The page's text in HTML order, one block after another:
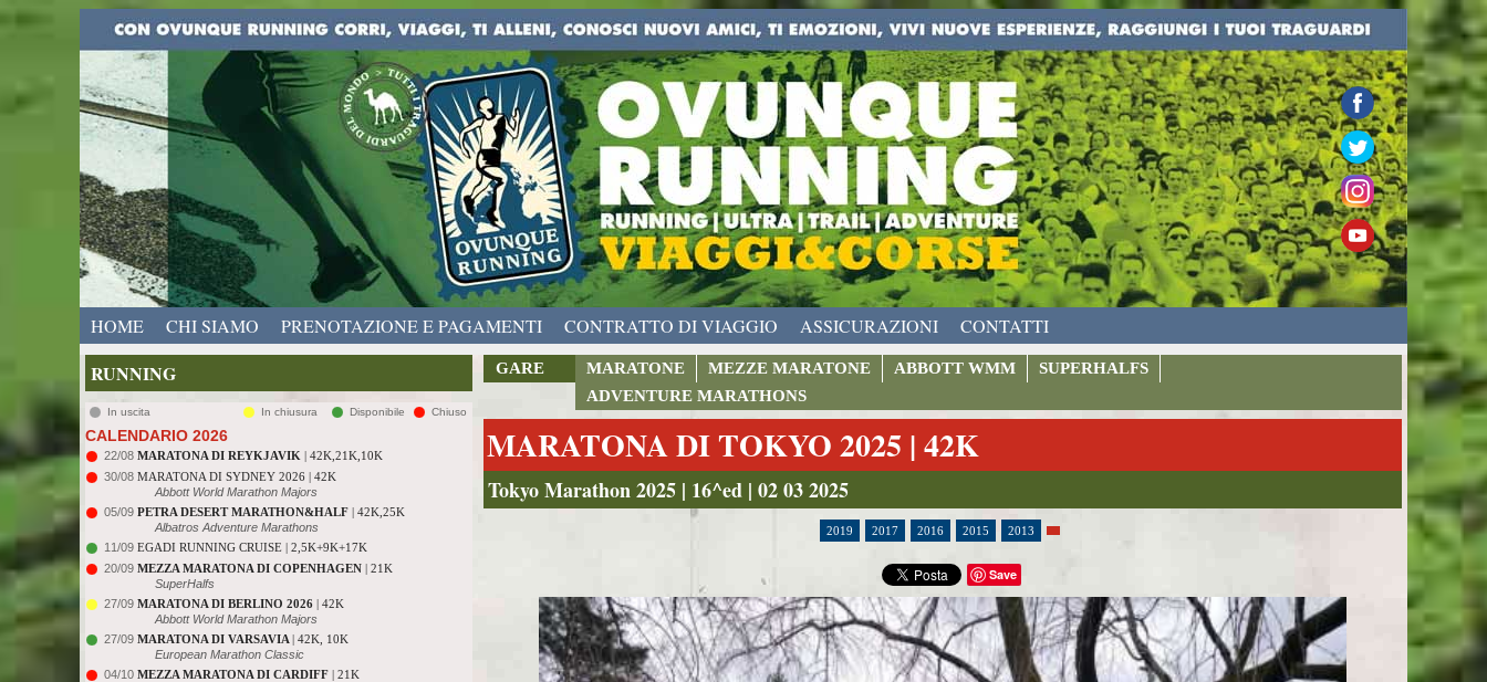
HOME CHI SIAMO PRENOTAZIONE E PAGAMENTI CONTRATTO DI VIAGGIO ASSICURAZIONI CONTATTI
RUNNING
In uscita In chiusura Disponibile Chiuso
CALENDARIO 2026
22/08 MARATONA DI REYKJAVIK | 42K,21K,10K
30/08 MARATONA DI SYDNEY 2026 | 42K
Abbott World Marathon Majors
05/09 PETRA DESERT MARATHON&HALF | 42K,25K
Albatros Adventure Marathons
11/09 EGADI RUNNING CRUISE | 2,5K+9K+17K
20/09 MEZZA MARATONA DI COPENHAGEN | 21K
SuperHalfs
27/09 MARATONA DI BERLINO 2026 | 42K
Abbott World Marathon Majors
27/09 MARATONA DI VARSAVIA | 42K, 10K
European Marathon Classic
04/10 MEZZA MARATONA DI CARDIFF | 21K
GARE MARATONE MEZZE MARATONE ABBOTT WMM
SUPERHALFS
ADVENTURE MARATHONS
MARATONA DI TOKYO 2025 | 42K
Tokyo Marathon 2025 | 16^ed | 02 03 2025
2019 2017 2016 2015 2013
Save